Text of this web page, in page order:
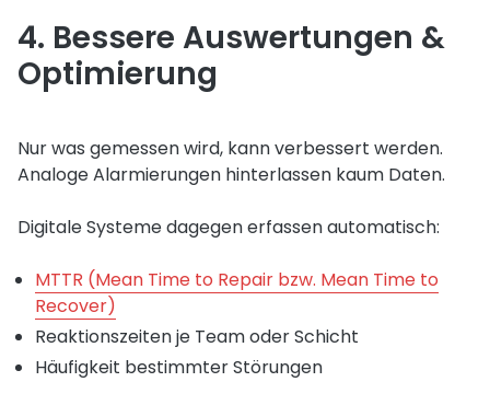
4. Bessere Auswertungen &
Optimierung
Nur was gemessen wird, kann verbessert werden.
Analoge Alarmierungen hinterlassen kaum Daten.
Digitale Systeme dagegen erfassen automatisch:
MTTR (Mean Time to Repair bzw. Mean Time to
Recover)
Reaktionszeiten je Team oder Schicht
Häufigkeit bestimmter Störungen